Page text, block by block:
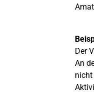
Der
An
nicht